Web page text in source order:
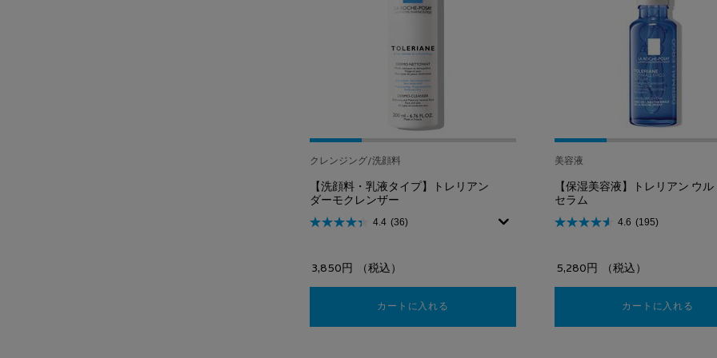
クレンジング/洗顔料
【洗顔料・乳液タイプ】トレリアン
ダーモクレンザー
4.4 (36)
3,850円 （税込）
カートに入れる 【洗顔料・乳液タイプ】トレリアン ダーモクレンザー
美容液
【保湿美容液】トレリアン ウル
セラム
4.6 (195)
5,280円 （税込）
カートに入れる